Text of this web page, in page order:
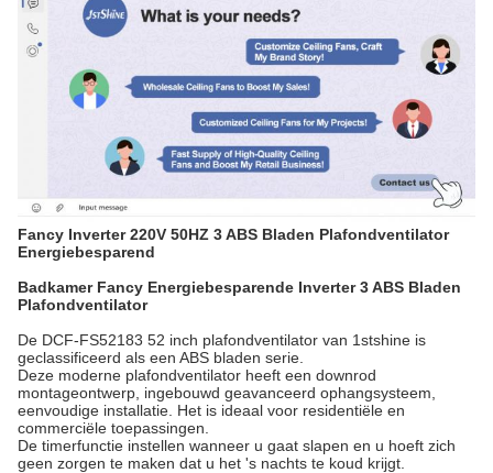
Fancy Inverter 220V 50HZ 3 ABS Bladen Plafondventilator
Energiebesparend
Badkamer Fancy Energiebesparende Inverter 3 ABS Bladen
Plafondventilator
De DCF-FS52183 52 inch plafondventilator van 1stshine is
geclassificeerd als een ABS bladen serie.
Deze moderne plafondventilator heeft een downrod
montageontwerp, ingebouwd geavanceerd ophangsysteem,
eenvoudige installatie. Het is ideaal voor residentiële en
commerciële toepassingen.
De timerfunctie instellen wanneer u gaat slapen en u hoeft zich
geen zorgen te maken dat u het 's nachts te koud krijgt.